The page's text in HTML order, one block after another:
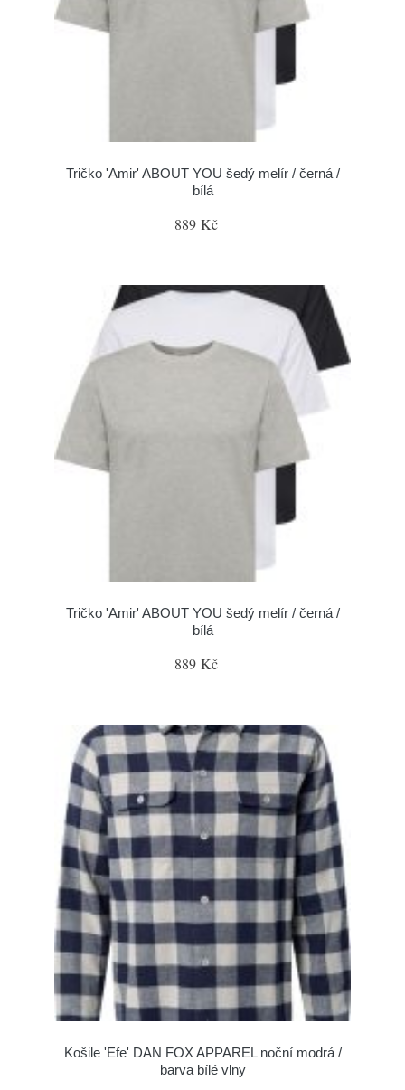
Tričko 'Amir' ABOUT YOU šedý melír / černá /
bílá
889 Kč
Tričko 'Amir' ABOUT YOU šedý melír / černá /
bílá
889 Kč
Košile 'Efe' DAN FOX APPAREL noční modrá /
barva bílé vlny